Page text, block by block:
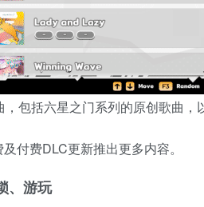
包括六星之门系列的原创歌曲，
付费DLC更新推出更多内容。
、游玩